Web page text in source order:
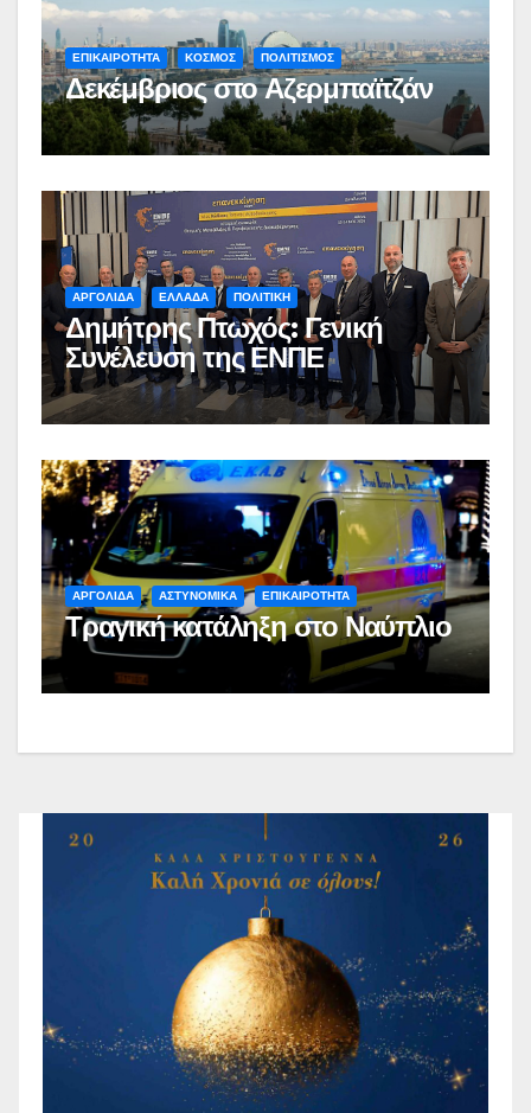
ΕΠΙΚΑΙΡΟΤΗΤΑ ΚΟΣΜΟΣ ΠΟΛΙΤΙΣΜΟΣ
Δεκέμβριος στο Αζερμπαϊτζάν
ΑΡΓΟΛΙΔΑ ΕΛΛΑΔΑ ΠΟΛΙΤΙΚΗ
Δημήτρης Πτωχός: Γενική
Συνέλευση της ΕΝΠΕ
ΑΡΓΟΛΙΔΑ ΑΣΤΥΝΟΜΙΚΑ ΕΠΙΚΑΙΡΟΤΗΤΑ
Τραγική κατάληξη στο Ναύπλιο